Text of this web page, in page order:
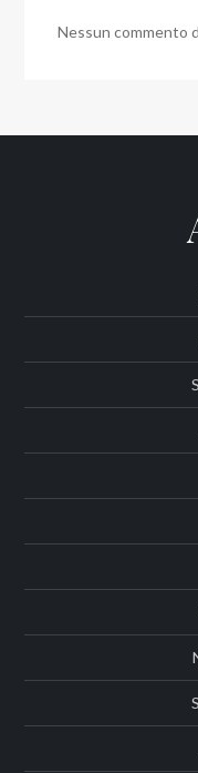
Nessun commento